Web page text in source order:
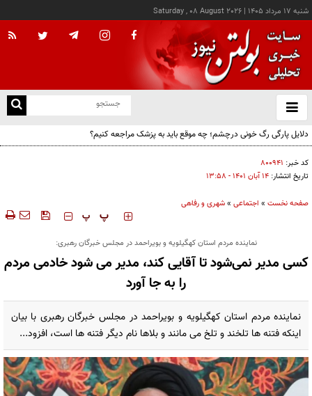
شنبه ۱۷ مرداد ۱۴۰۵ |
Saturday , 08 August 2026
باز
و
دلایل پارگی رگ خونی درچشم؛ چه موقع باید به پزشک مراجعه کنیم؟
کد خبر: ۸۰۰۹۴۱
تاریخ انتشار: ۱۴ آبان ۱۴۰۱ - ۱۳:۵۸
صفحه نخست » اجتماعی »شهری و رفاهی
‍‍‍ پ پ
نماینده مردم استان کهگیلویه و بویراحمد در مجلس خبرگان رهبری:
کسی مدیر نمی‌شود تا آقایی کند، مدیر می شود خادمی مردم
را به جا آورد
نماینده مردم استان کهگیلویه و بویراحمد در مجلس خبرگان رهبری با بیان
اینکه فتنه ها تلخند و تلخ می مانند و بلاها نام دیگر فتنه ها است، افزود...